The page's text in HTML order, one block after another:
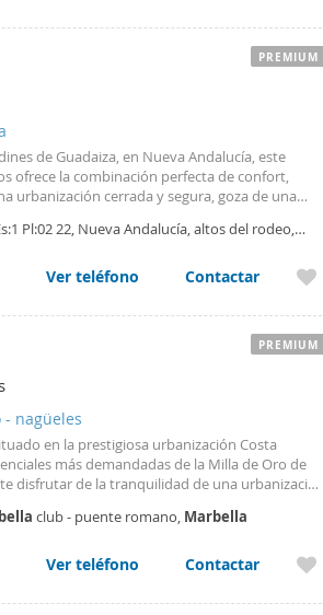
de Guadaiza, en Nueva Andalucía, este
ofrece la combinación perfecta de confort,
urbanización cerrada y segura, goza de una
amplios dormitorios
Pl:02 22, Nueva Andalucía, altos del rodeo,
Ver teléfono Contactar
PREMIUM
nagüeles
en la prestigiosa urbanización Costa
más demandadas de la Milla de Oro de
disfrutar de la tranquilidad de una urbanización
club - puente romano, Marbella
Ver teléfono Contactar
PREMIUM